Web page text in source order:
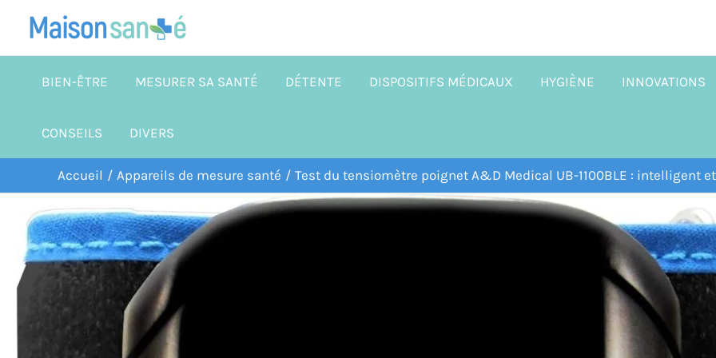
contenu
BIEN-ÊTRE MESURER SA SANTÉ DÉTENTE DISPOSITIFS MÉDICAUX HYGIÈNE INNOVATIONS
CONSEILS DIVERS
Accueil Appareils de mesure santé Test du tensiomètre poignet A&D Medical UB-1100BLE : intelligent